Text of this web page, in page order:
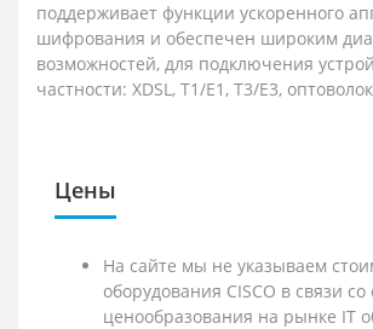
поддерживает функции ускоренного
шифрования и обеспечен широким
возможностей, для подключения
частности: XDSL, T1/E1, T3/E3,
Цены
На сайте мы не указываем
оборудования CISCO в связи
ценообразования на рынке IT